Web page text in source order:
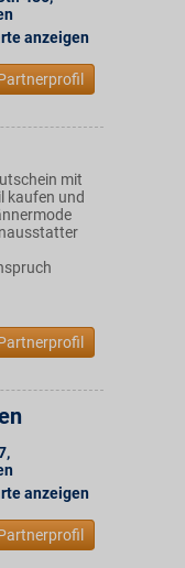
anzeigen
mit
kaufen und
,
anzeigen